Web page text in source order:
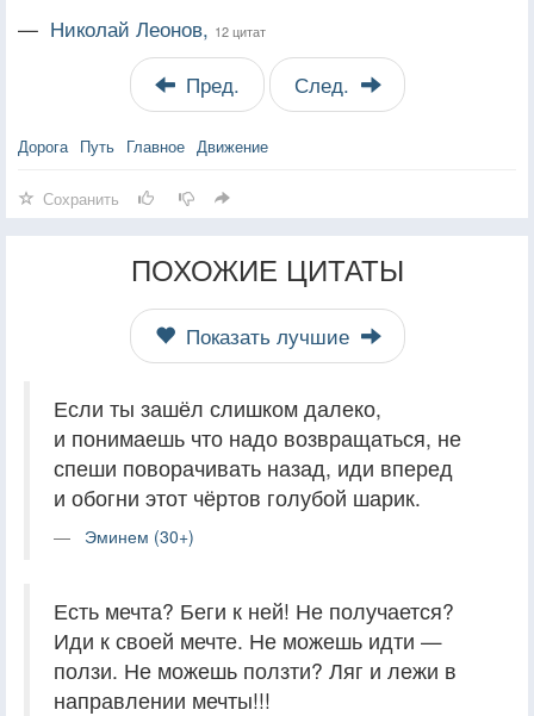
— Николай Леонов, 12 цитат
Пред. След.
Дорога Путь Главное Движение
Сохранить
ПОХОЖИЕ ЦИТАТЫ
Показать лучшие
Если ты зашёл слишком далеко,
и понимаешь что надо возвращаться, не
спеши поворачивать назад, иди вперед
и обогни этот чёртов голубой шарик.
Эминем (30+)
Есть мечта? Беги к ней! Не получается?
Иди к своей мечте. Не можешь идти —
ползи. Не можешь ползти? Ляг и лежи в
направлении мечты!!!